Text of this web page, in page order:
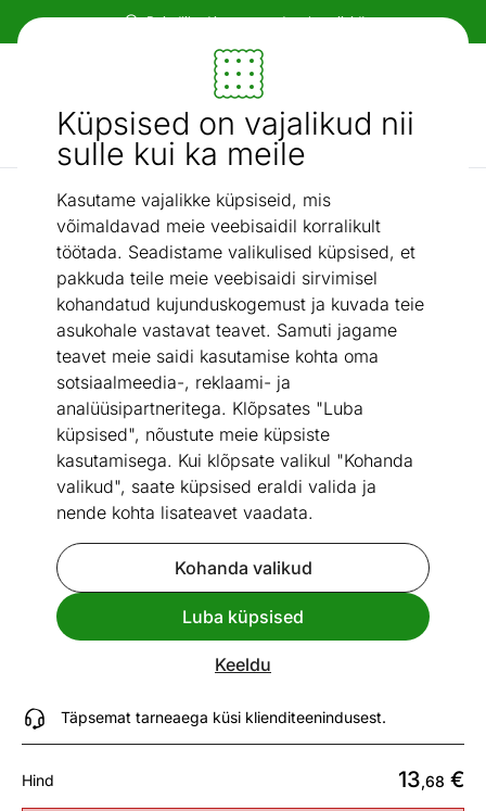
Küpsised on vajalikud nii
sulle kui ka meile
Kasutame vajalikke küpsiseid, mis
võimaldavad meie veebisaidil korralikult
töötada. Seadistame valikulised küpsised, et
pakkuda teile meie veebisaidi sirvimisel
kohandatud kujunduskogemust ja kuvada teie
asukohale vastavat teavet. Samuti jagame
teavet meie saidi kasutamise kohta oma
sotsiaalmeedia-, reklaami- ja
analüüsipartneritega. Klõpsates "Luba
küpsised", nõustute meie küpsiste
kasutamisega. Kui klõpsate valikul "Kohanda
valikud", saate küpsised eraldi valida ja
nende kohta lisateavet vaadata.
Kohanda valikud
Luba küpsised
Keeldu
Paindlikud ja mugavad makseviisid!
Mööbel ja sisustus - ON24
Otsi...
AI otsing
Padjapüürid / Padjapüürid Sanna 2 tk 50x70 cm
Vaata sarnaseid
Padjapüürid Sanna 2 tk 50x70 cm
Täpsemat tarneaega küsi klienditeenindusest.
Hind 13,68 €